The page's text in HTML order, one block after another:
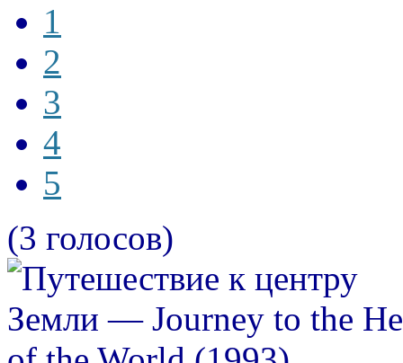
1
2
3
4
5
(3 голосов)